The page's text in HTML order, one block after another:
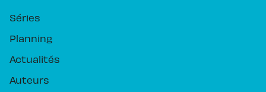
Séries
Planning
Actualités
Auteurs